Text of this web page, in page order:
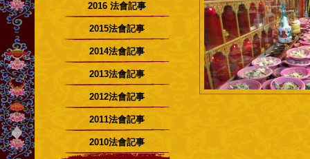
2016 法會記事
2015法會記事
2014法會記事
2013法會記事
2012法會記事
2011法會記事
2010法會記事